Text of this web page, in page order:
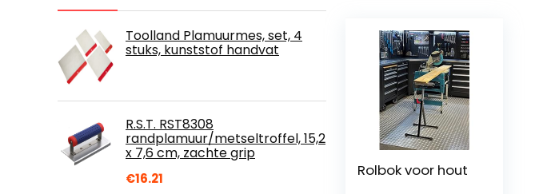
Toolland Plamuurmes, set, 4
stuks, kunststof handvat
R.S.T. RST8308
randplamuur/metseltroffel, 15,2
x 7,6 cm, zachte grip
€16.21 Rolbok voor hout